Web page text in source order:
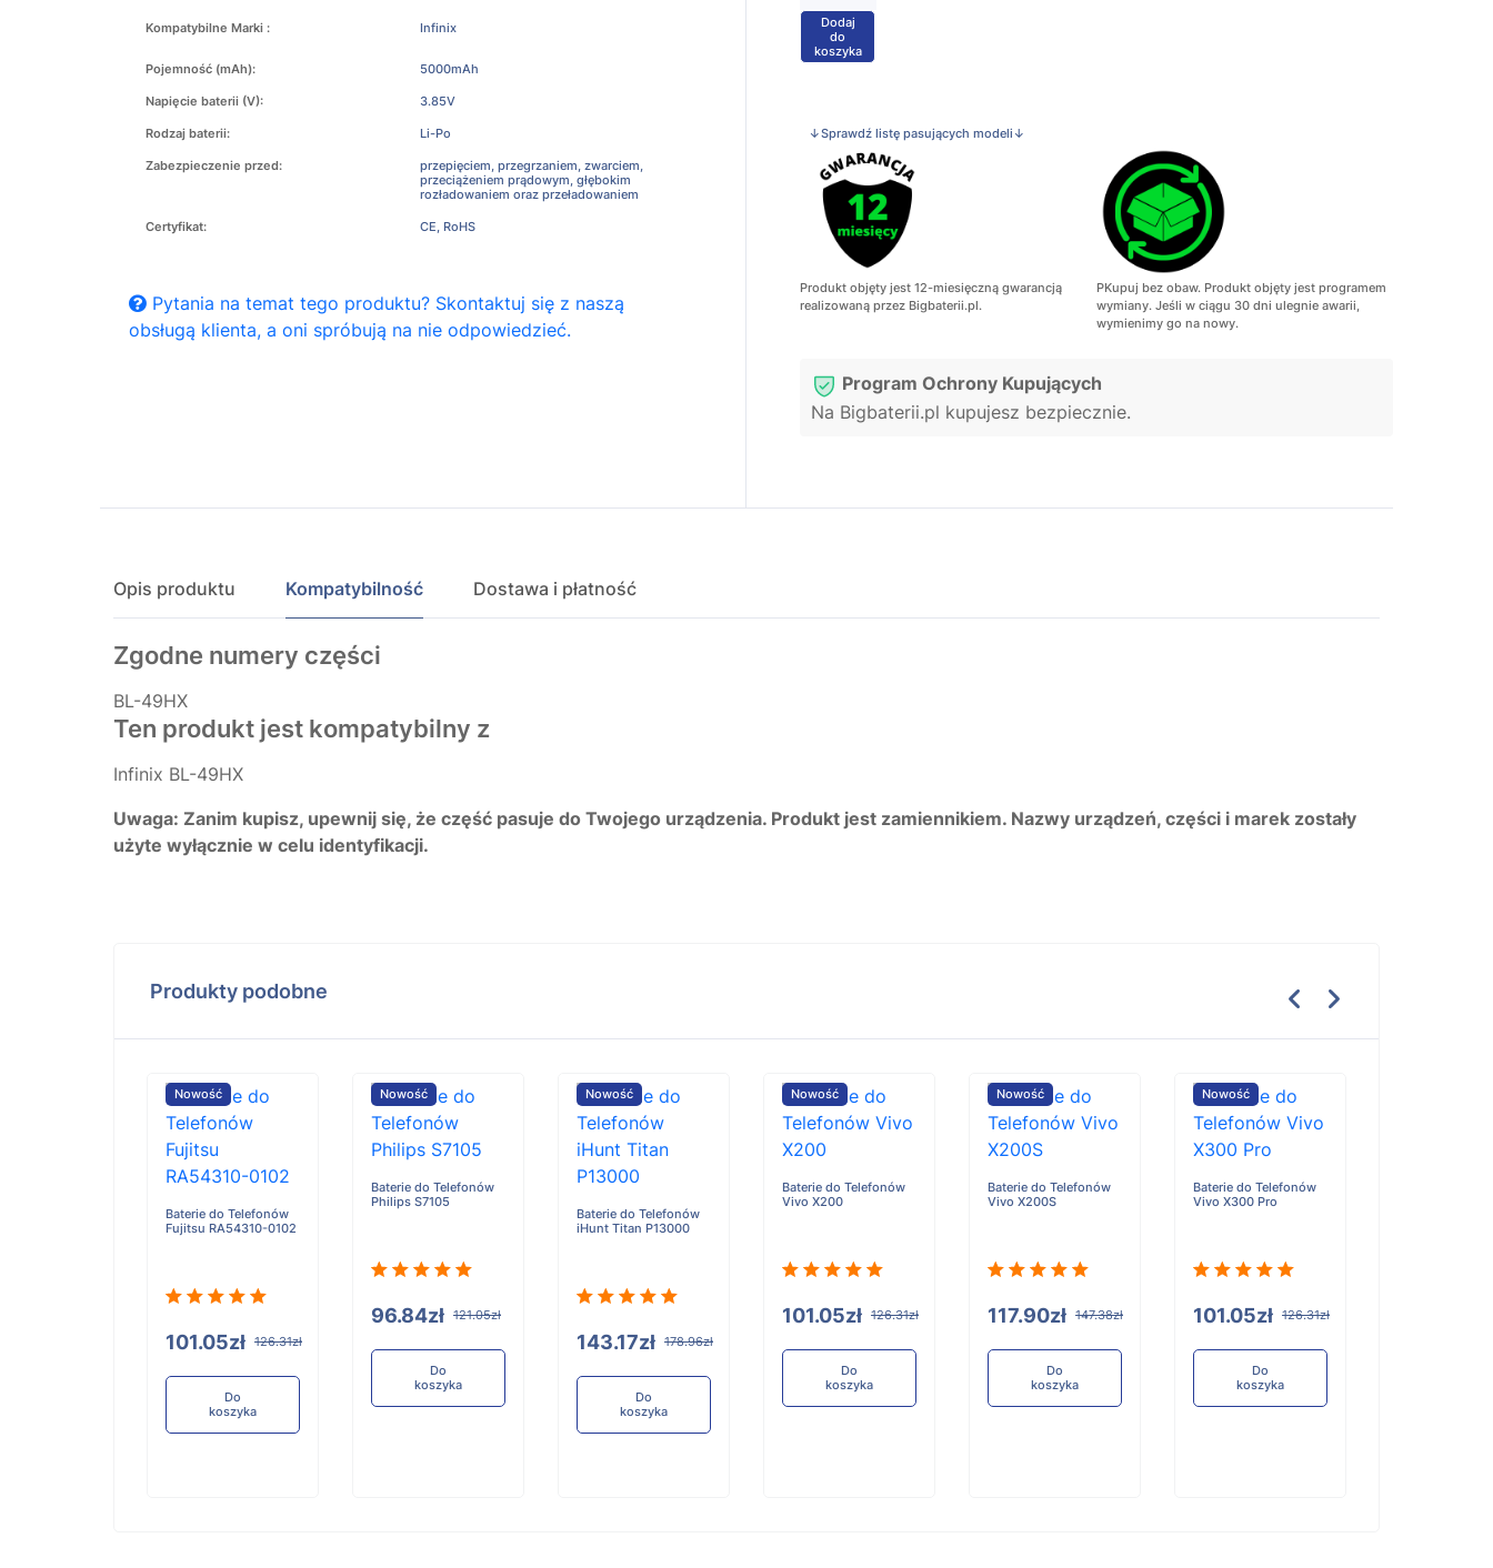
Kompatybilne Marki : Infinix
Pojemność (mAh): 5000mAh
Napięcie baterii (V): 3.85V
Rodzaj baterii: Li-Po
Zabezpieczenie przed:
przepięciem, przegrzaniem, zwarciem,
przeciążeniem prądowym, głębokim
rozładowaniem oraz przeładowaniem
Certyfikat: CE, RoHS
Pytania na temat tego produktu? Skontaktuj się z naszą
obsługą klienta, a oni spróbują na nie odpowiedzieć.
+
Dodaj
do
koszyka
↓Sprawdź listę pasujących modeli↓
Produkt objęty jest 12-miesięczną gwarancją
realizowaną przez Bigbaterii.pl.
PKupuj bez obaw. Produkt objęty jest programem
wymiany. Jeśli w ciągu 30 dni ulegnie awarii,
wymienimy go na nowy.
Program Ochrony Kupujących
Na Bigbaterii.pl kupujesz bezpiecznie.
Opis produktu Kompatybilność Dostawa i płatność
Zgodne numery części
BL-49HX
Ten produkt jest kompatybilny z
Infinix BL-49HX
Uwaga: Zanim kupisz, upewnij się, że część pasuje do Twojego urządzenia. Produkt jest zamiennikiem. Nazwy urządzeń, części i marek zostały
użyte wyłącznie w celu identyfikacji.
Produkty podobne
Nowość
Baterie do Telefonów
Fujitsu RA54310-0102
101.05zł 126.31zł
Do
koszyka
Nowość
Baterie do Telefonów
Philips S7105
96.84zł 121.05zł
Do
koszyka
Nowość
Baterie do Telefonów
iHunt Titan P13000
143.17zł 178.96zł
Do
koszyka
Nowość
Baterie do Telefonów
Vivo X200
101.05zł 126.31zł
Do
koszyka
Nowość
Baterie do Telefonów
Vivo X200S
117.90zł 147.38zł
Do
koszyka
Nowość
Baterie do Telefonów
Vivo X300 Pro
101.05zł 126.31zł
Do
koszyka